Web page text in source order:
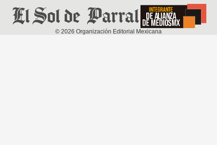
© 2026 Organización Editorial Mexicana